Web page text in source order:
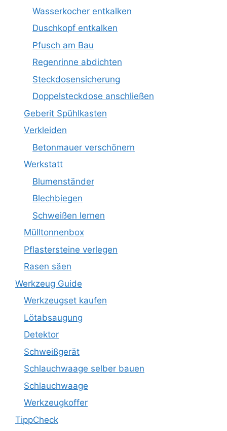
Wasserkocher entkalken
Duschkopf entkalken
Pfusch am Bau
Regenrinne abdichten
Steckdosensicherung
Doppelsteckdose anschließen
Geberit Spühlkasten
Verkleiden
Betonmauer verschönern
Werkstatt
Blumenständer
Blechbiegen
Schweißen lernen
Mülltonnenbox
Pflastersteine verlegen
Rasen säen
Werkzeug Guide
Werkzeugset kaufen
Lötabsaugung
Detektor
Schweißgerät
Schlauchwaage selber bauen
Schlauchwaage
Werkzeugkoffer
TippCheck